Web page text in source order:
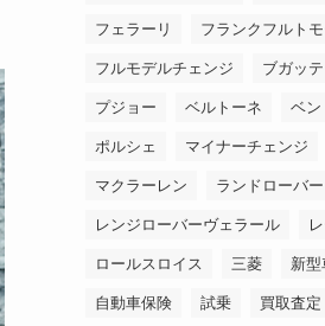
フェラーリ フランクフルト
フルモデルチェンジ ブガッテ
プジョー ベルトーネ ベン
ポルシェ マイナーチェンジ
マクラーレン ランドローバー
レンジローバーヴェラール
ロールスロイス 三菱 新型
自動車保険 試乗 買取査定